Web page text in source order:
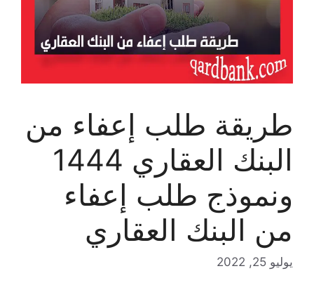
طريقة طلب إعفاء من
البنك العقاري 1444
ونموذج طلب إعفاء
من البنك العقاري
يوليو 25, 2022